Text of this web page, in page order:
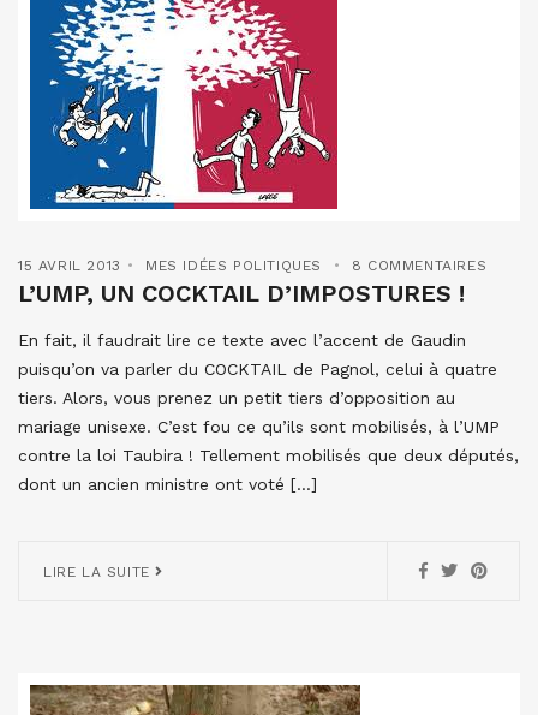
15 AVRIL 2013 MES IDÉES POLITIQUES 8 COMMENTAIRES
L’UMP, UN COCKTAIL D’IMPOSTURES !
En fait, il faudrait lire ce texte avec l’accent de Gaudin
puisqu’on va parler du COCKTAIL de Pagnol, celui à quatre
tiers. Alors, vous prenez un petit tiers d’opposition au
mariage unisexe. C’est fou ce qu’ils sont mobilisés, à l’UMP
contre la loi Taubira ! Tellement mobilisés que deux députés,
dont un ancien ministre ont voté […]
LIRE LA SUITE